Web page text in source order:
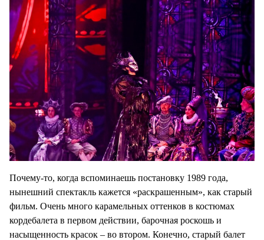
Почему-то, когда вспоминаешь постановку 1989 года,
нынешний спектакль кажется «раскрашенным», как старый
фильм. Очень много карамельных оттенков в костюмах
кордебалета в первом действии, барочная роскошь и
насыщенность красок – во втором. Конечно, старый балет